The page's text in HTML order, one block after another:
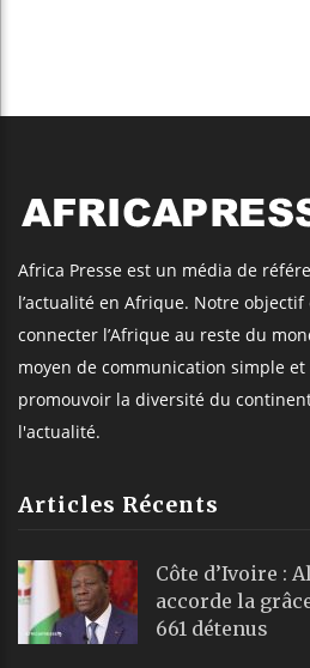
Africa Presse est un média de
l’actualité en Afrique. Notre
connecter l’Afrique au reste du
moyen de communication simple et
promouvoir la diversité du
l'actualité.
Articles Récents
Côte d’Ivoire :
accorde la
661 détenus